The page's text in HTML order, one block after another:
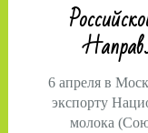
6 апреля в
экспорту
молока